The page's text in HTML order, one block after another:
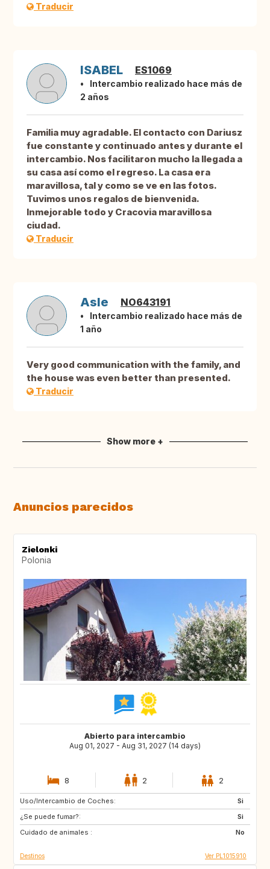
Traducir
ISABEL ES1069
Intercambio realizado hace más de
2 años
Familia muy agradable. El contacto con Dariusz
fue constante y continuado antes y durante el
intercambio. Nos facilitaron mucho la llegada a
su casa así como el regreso. La casa era
maravillosa, tal y como se ve en las fotos.
Tuvimos unos regalos de bienvenida.
Inmejorable todo y Cracovia maravillosa
ciudad.
Traducir
Asle NO643191
Intercambio realizado hace más de
1 año
Very good communication with the family, and
the house was even better than presented.
Traducir
Show more +
Anuncios parecidos
Zielonki
Polonia
Abierto para intercambio
Aug 01, 2027 - Aug 31, 2027 (14 days)
8 2 2
Uso/Intercambio de Coches:
Si
¿Se puede fumar?:
Si
Cuidado de animales :
No
IT
FR
HR
Destinos Ver PL1015910